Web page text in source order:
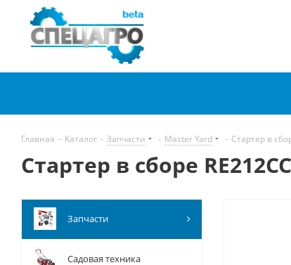
Главная - Каталог - Запчасти - Master Yard - Стартер в
Стартер в сборе
Запчасти
Садовая техника